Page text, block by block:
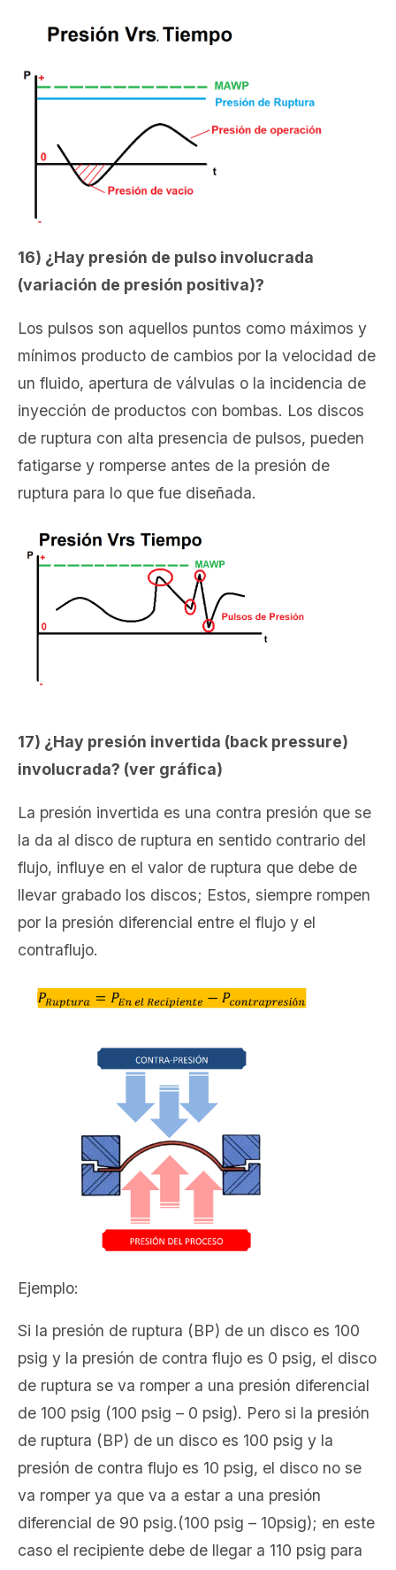
16) ¿Hay presión de pulso involucrada
(variación de presión positiva)?
Los pulsos son aquellos puntos como máximos y
mínimos producto de cambios por la velocidad de
un fluido, apertura de válvulas o la incidencia de
inyección de productos con bombas. Los discos
de ruptura con alta presencia de pulsos, pueden
fatigarse y romperse antes de la presión de
ruptura para lo que fue diseñada.
17) ¿Hay presión invertida (back pressure)
involucrada? (ver gráfica)
La presión invertida es una contra presión que se
la da al disco de ruptura en sentido contrario del
flujo, influye en el valor de ruptura que debe de
llevar grabado los discos; Estos, siempre rompen
por la presión diferencial entre el flujo y el
contraflujo.
Ejemplo:
Si la presión de ruptura (BP) de un disco es 100
psig y la presión de contra flujo es 0 psig, el disco
de ruptura se va romper a una presión diferencial
de 100 psig (100 psig – 0 psig). Pero si la presión
de ruptura (BP) de un disco es 100 psig y la
presión de contra flujo es 10 psig, el disco no se
va romper ya que va a estar a una presión
diferencial de 90 psig.(100 psig – 10psig); en este
caso el recipiente debe de llegar a 110 psig para